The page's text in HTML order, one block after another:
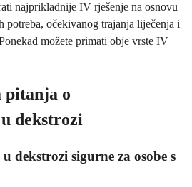
najprikladnije IV rješenje na osnovu
potreba, očekivanog trajanja liječenja i
možete primati obje vrste IV
pitanja o
dekstrozi
dekstrozi sigurne za osobe s